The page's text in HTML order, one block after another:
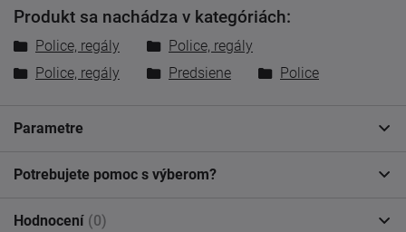
Produkt sa nachádza v kategóriách:
Police, regály
Police, regály
Police, regály
Predsiene Police
Parametre
Potrebujete pomoc s výberom?
Hodnocení (0)